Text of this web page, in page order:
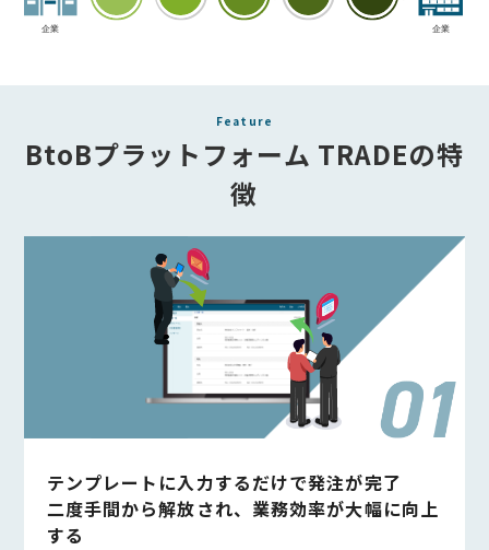
Feature
BtoBプラットフォーム TRADEの特
徴
テンプレートに入力するだけで発注が完了
二度手間から解放され、業務効率が大幅に向上
する